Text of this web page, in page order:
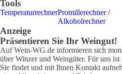
Tools
TemperaturrechnerPromillerechner /
Alkoholrechner
Anzeige
Präsentieren Sie Ihr Weingut!
Auf Wein-WG.de informieren sich
über Winzer und Weingüter. Für uns
Sie findet und mit Ihnen Kontakt